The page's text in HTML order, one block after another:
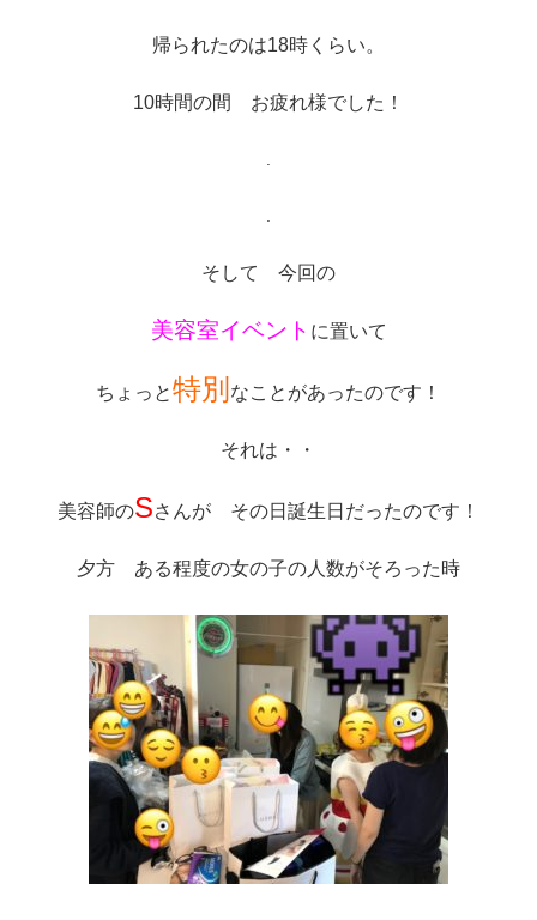
帰られたのは18時くらい。
10時間の間 お疲れ様でした！
.
.
そして 今回の
美容室イベント に置いて
ちょっと特別 なことがあったのです！
それは・・
美容師のSさんが その日誕生日だったのです！
夕方 ある程度の女の子の人数がそろった時